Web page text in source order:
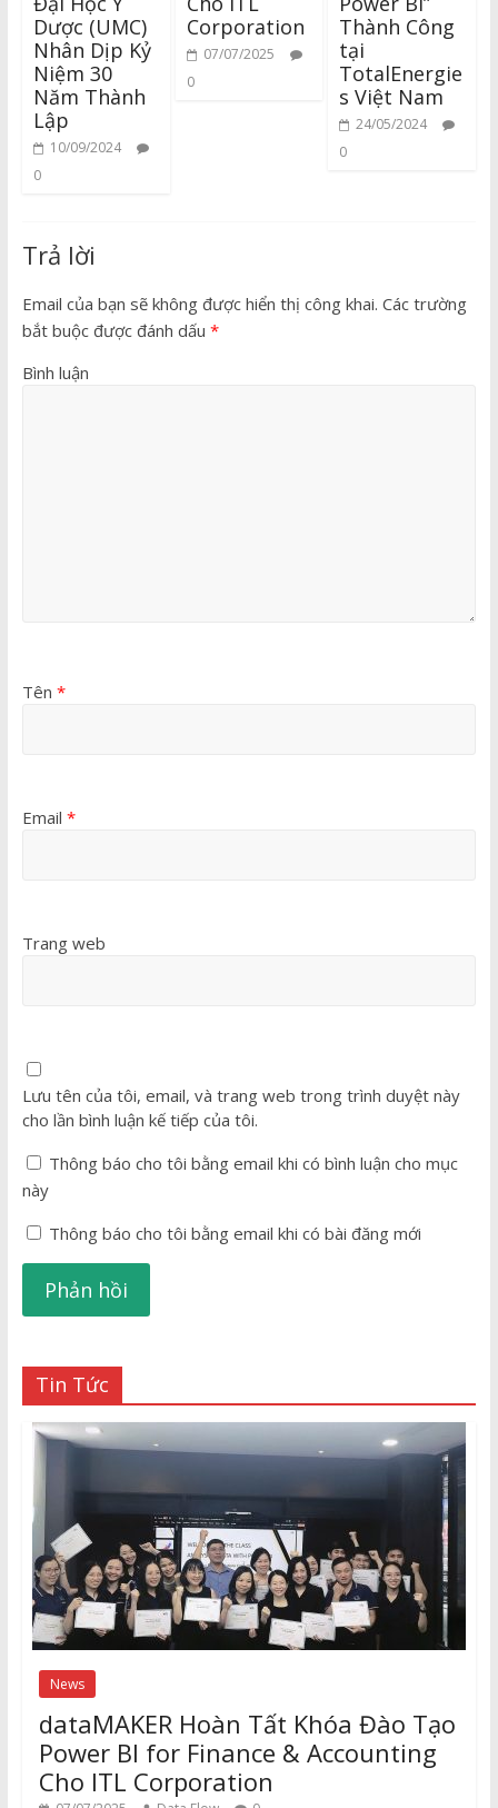
Dược (UMC)
Nhân Dịp Kỷ
Niệm 30
Năm Thành
Lập
10/09/2024
0
Corporation
07/07/2025
0
Thành Công
tại
TotalEnergie
s Việt Nam
24/05/2024
0
Trả lời
Email của bạn sẽ không được hiển thị công khai. Các trường
bắt buộc được đánh dấu *
Bình luận
Tên *
Email *
Trang web
Lưu tên của tôi, email, và trang web trong trình duyệt này
cho lần bình luận kế tiếp của tôi.
Thông báo cho tôi bằng email khi có bình luận cho mục
này
Thông báo cho tôi bằng email khi có bài đăng mới
Tin Tức
News
dataMAKER Hoàn Tất Khóa Đào Tạo
Power BI for Finance & Accounting
Cho ITL Corporation